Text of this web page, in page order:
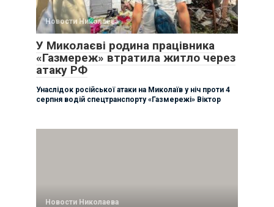
Новости Николаева
У Миколаєві родина працівника
«Газмереж» втратила житло через
атаку РФ
Унаслідок російської атаки на Миколаїв у ніч проти 4
серпня водій спецтранспорту «Газмережі» Віктор
Новости Николаева